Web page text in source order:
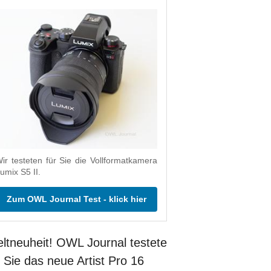
testeten für Sie die Vollformatkamera
S5 II.
Zum OWL Journal Test - klick hier
OWL Journal testete
Sie das neue Artist Pro 16